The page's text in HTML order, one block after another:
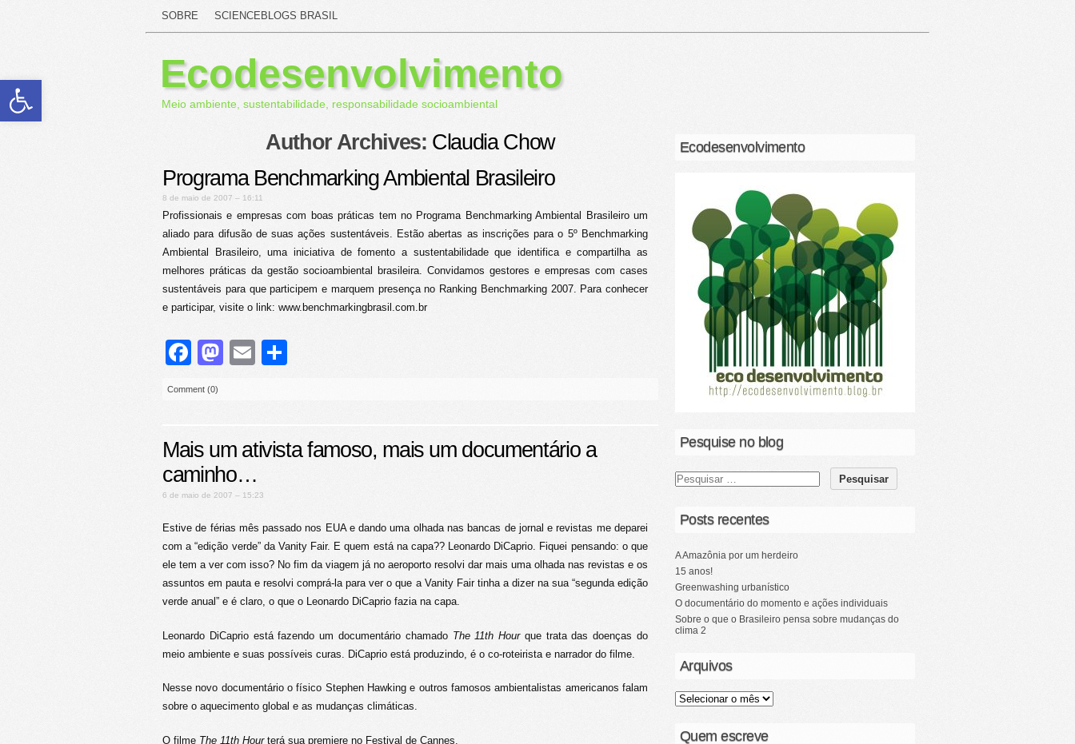
Abrir a barra de ferramentas
SOBRE SCIENCEBLOGS BRASIL
Ecodesenvolvimento
Meio ambiente, sustentabilidade, responsabilidade socioambiental
Author Archives: Claudia Chow
Programa Benchmarking Ambiental Brasileiro
8 de maio de 2007 – 16:11
Profissionais e empresas com boas práticas tem no Programa Benchmarking Ambiental Brasileiro um
aliado para difusão de suas ações sustentáveis. Estão abertas as inscrições para o 5º Benchmarking
Ambiental Brasileiro, uma iniciativa de fomento a sustentabilidade que identifica e compartilha as
melhores práticas da gestão socioambiental brasileira. Convidamos gestores e empresas com cases
sustentáveis para que participem e marquem presença no Ranking Benchmarking 2007. Para conhecer
e participar, visite o link: www.benchmarkingbrasil.com.br
Facebook
Mastodon
Email
Comment (0)
Mais um ativista famoso, mais um documentário a
caminho…
6 de maio de 2007 – 15:23
Estive de férias mês passado nos EUA e dando uma olhada nas bancas de jornal e revistas me deparei
com a “edição verde” da Vanity Fair. E quem está na capa?? Leonardo DiCaprio. Fiquei pensando: o que
ele tem a ver com isso? No fim da viagem já no aeroporto resolvi dar mais uma olhada nas revistas e os
assuntos em pauta e resolvi comprá-la para ver o que a Vanity Fair tinha a dizer na sua “segunda edição
verde anual” e é claro, o que o Leonardo DiCaprio fazia na capa.
Leonardo DiCaprio está fazendo um documentário chamado The 11th Hourque trata das doenças do
meio ambiente e suas possíveis curas. DiCaprio está produzindo, é o co-roteirista e narrador do filme.
Nesse novo documentário o físico Stephen Hawking e outros famosos ambientalistas americanos falam
sobre o aquecimento global e as mudanças climáticas.
O filme The 11th Hourterá sua premiere no Festival de Cannes.
Ecodesenvolvimento
Pesquise no blog
Posts recentes
A Amazônia por um herdeiro
15 anos!
Greenwashing urbanístico
O documentário do momento e ações individuais
Sobre o que o Brasileiro pensa sobre mudanças do
clima 2
Arquivos
Quem escreve